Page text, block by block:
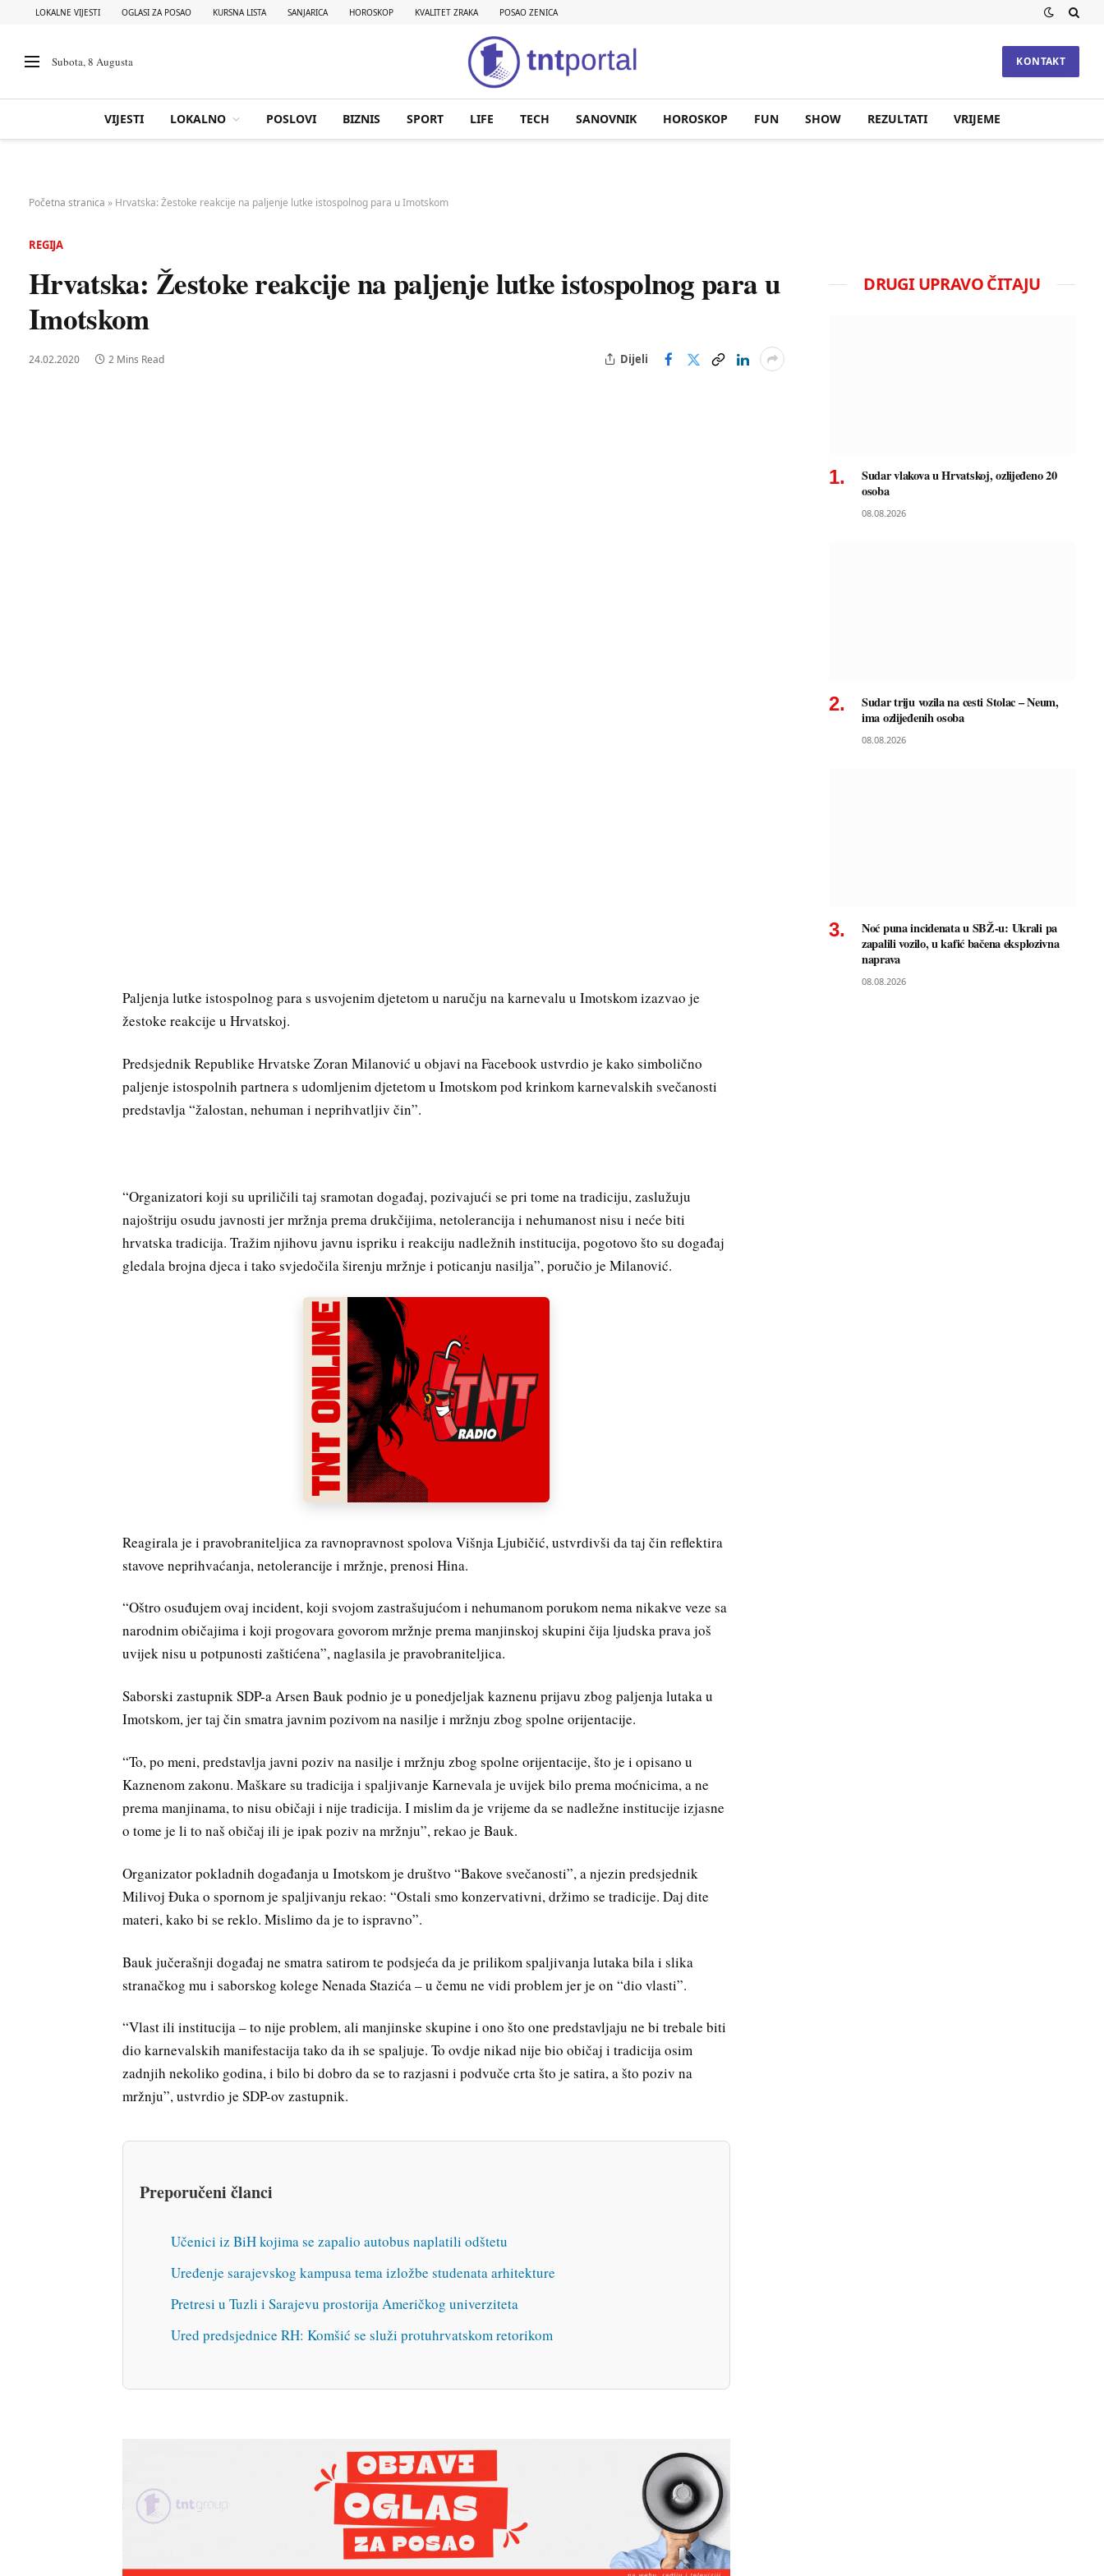
LOKALNE VIJESTI OGLASI ZA POSAO KURSNA LISTA SANJARICA HOROSKOP KVALITET ZRAKA POSAO ZENICA
Subota, 8 Augusta KONTAKT
VIJESTI LOKALNO POSLOVI BIZNIS SPORT LIFE TECH SANOVNIK HOROSKOP FUN SHOW REZULTATI VRIJEME
Početna stranica » Hrvatska: Žestoke reakcije na paljenje lutke istospolnog para u Imotskom
REGIJA
Hrvatska: Žestoke reakcije na paljenje lutke istospolnog para u
Imotskom
24.02.2020 2 Mins Read Dijeli
Paljenja lutke istospolnog para s usvojenim djetetom u naručju na karnevalu u Imotskom izazvao je
žestoke reakcije u Hrvatskoj.
Predsjednik Republike Hrvatske Zoran Milanović u objavi na Facebook ustvrdio je kako simbolično
paljenje istospolnih partnera s udomljenim djetetom u Imotskom pod krinkom karnevalskih svečanosti
predstavlja “žalostan, nehuman i neprihvatljiv čin”.
“Organizatori koji su upriličili taj sramotan događaj, pozivajući se pri tome na tradiciju, zaslužuju
najoštriju osudu javnosti jer mržnja prema drukčijima, netolerancija i nehumanost nisu i neće biti
hrvatska tradicija. Tražim njihovu javnu ispriku i reakciju nadležnih institucija, pogotovo što su događaj
gledala brojna djeca i tako svjedočila širenju mržnje i poticanju nasilja”, poručio je Milanović.
Reagirala je i pravobraniteljica za ravnopravnost spolova Višnja Ljubičić, ustvrdivši da taj čin reflektira
stavove neprihvaćanja, netolerancije i mržnje, prenosi Hina.
“Oštro osuđujem ovaj incident, koji svojom zastrašujućom i nehumanom porukom nema nikakve veze sa
narodnim običajima i koji progovara govorom mržnje prema manjinskoj skupini čija ljudska prava još
uvijek nisu u potpunosti zaštićena”, naglasila je pravobraniteljica.
Saborski zastupnik SDP-a Arsen Bauk podnio je u ponedjeljak kaznenu prijavu zbog paljenja lutaka u
Imotskom, jer taj čin smatra javnim pozivom na nasilje i mržnju zbog spolne orijentacije.
“To, po meni, predstavlja javni poziv na nasilje i mržnju zbog spolne orijentacije, što je i opisano u
Kaznenom zakonu. Maškare su tradicija i spaljivanje Karnevala je uvijek bilo prema moćnicima, a ne
prema manjinama, to nisu običaji i nije tradicija. I mislim da je vrijeme da se nadležne institucije izjasne
o tome je li to naš običaj ili je ipak poziv na mržnju”, rekao je Bauk.
Organizator pokladnih događanja u Imotskom je društvo “Bakove svečanosti”, a njezin predsjednik
Milivoj Đuka o spornom je spaljivanju rekao: “Ostali smo konzervativni, držimo se tradicije. Daj dite
materi, kako bi se reklo. Mislimo da je to ispravno”.
Bauk jučerašnji događaj ne smatra satirom te podsjeća da je prilikom spaljivanja lutaka bila i slika
stranačkog mu i saborskog kolege Nenada Stazića – u čemu ne vidi problem jer je on “dio vlasti”.
“Vlast ili institucija – to nije problem, ali manjinske skupine i ono što one predstavljaju ne bi trebale biti
dio karnevalskih manifestacija tako da ih se spaljuje. To ovdje nikad nije bio običaj i tradicija osim
zadnjih nekoliko godina, i bilo bi dobro da se to razjasni i podvuče crta što je satira, a što poziv na
mržnju”, ustvrdio je SDP-ov zastupnik.
Preporučeni članci
Učenici iz BiH kojima se zapalio autobus naplatili odštetu
Uređenje sarajevskog kampusa tema izložbe studenata arhitekture
Pretresi u Tuzli i Sarajevu prostorija Američkog univerziteta
Ured predsjednice RH: Komšić se služi protuhrvatskom retorikom
DRUGI UPRAVO ČITAJU
Sudar vlakova u Hrvatskoj, ozlijeđeno 20
osoba
08.08.2026
Sudar triju vozila na cesti Stolac – Neum,
ima ozlijeđenih osoba
08.08.2026
Noć puna incidenata u SBŽ-u: Ukrali pa
zapalili vozilo, u kafić bačena eksplozivna
naprava
08.08.2026